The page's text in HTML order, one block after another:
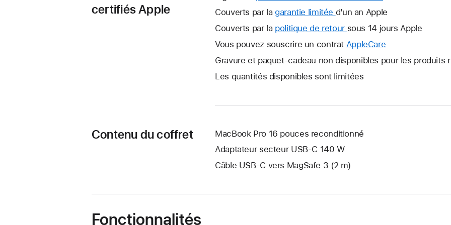
certifiés Apple
Couverts par la garantie limitée Une
nouvelle
s’ouvre.
d’un an Apple
Couverts par la politique de retour Une
nouvelle
s’ouvre.
sous 14 jours Apple
Vous pouvez souscrire un contrat AppleCare
nouvelle
Gravure et paquet-cadeau non disponibles pour les produits
Les quantités disponibles sont limitées
Contenu du coffret
MacBook Pro 16 pouces reconditionné
Adaptateur secteur USB-C 140 W
Câble USB-C vers MagSafe 3 (2 m)
Fonctionnalités